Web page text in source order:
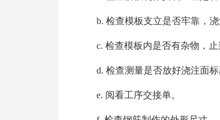
b. 检查模板支立是否牢靠，
c. 检查模板内是否有杂物，止
d. 检查测量是否放好浇注面标
e. 阅看工序交接单。